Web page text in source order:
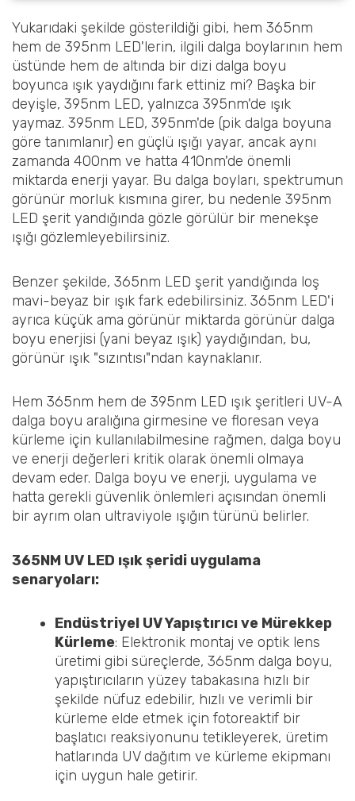
Yukarıdaki şekilde gösterildiği gibi, hem 365nm
hem de 395nm LED'lerin, ilgili dalga boylarının hem
üstünde hem de altında bir dizi dalga boyu
boyunca ışık yaydığını fark ettiniz mi? Başka bir
deyişle, 395nm LED, yalnızca 395nm'de ışık
yaymaz. 395nm LED, 395nm'de (pik dalga boyuna
göre tanımlanır) en güçlü ışığı yayar, ancak aynı
zamanda 400nm ve hatta 410nm'de önemli
miktarda enerji yayar. Bu dalga boyları, spektrumun
görünür morluk kısmına girer, bu nedenle 395nm
LED şerit yandığında gözle görülür bir menekşe
ışığı gözlemleyebilirsiniz.
Benzer şekilde, 365nm LED şerit yandığında loş
mavi-beyaz bir ışık fark edebilirsiniz. 365nm LED'i
ayrıca küçük ama görünür miktarda görünür dalga
boyu enerjisi (yani beyaz ışık) yaydığından, bu,
görünür ışık "sızıntısı"ndan kaynaklanır.
Hem 365nm hem de 395nm LED ışık şeritleri UV-A
dalga boyu aralığına girmesine ve floresan veya
kürleme için kullanılabilmesine rağmen, dalga boyu
ve enerji değerleri kritik olarak önemli olmaya
devam eder. Dalga boyu ve enerji, uygulama ve
hatta gerekli güvenlik önlemleri açısından önemli
bir ayrım olan ultraviyole ışığın türünü belirler.
365NM UV LED ışık şeridi uygulama
senaryoları:
Endüstriyel UV Yapıştırıcı ve Mürekkep
Kürleme: Elektronik montaj ve optik lens
üretimi gibi süreçlerde, 365nm dalga boyu,
yapıştırıcıların yüzey tabakasına hızlı bir
şekilde nüfuz edebilir, hızlı ve verimli bir
kürleme elde etmek için fotoreaktif bir
başlatıcı reaksiyonunu tetikleyerek, üretim
hatlarında UV dağıtım ve kürleme ekipmanı
için uygun hale getirir.